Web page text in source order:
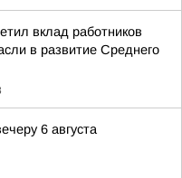
вклад работников
в развитие Среднего
6 августа